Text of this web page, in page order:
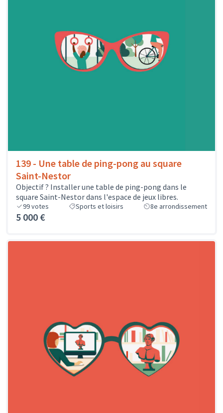
139 - Une table de ping-pong au square
Saint-Nestor
Objectif ? Installer une table de ping-pong dans le
square Saint-Nestor dans l'espace de jeux libres.
99votes Sports et loisirs 8e arrondissement
5 000 €